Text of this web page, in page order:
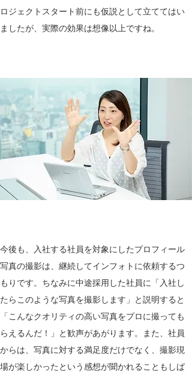
ロジェクトスタート前にも仮説として立ててはい
ましたが、実際の効果は想像以上ですね。
今後も、入社する社員を対象にしたプロフィール
写真の撮影は、継続してインフォトに依頼するつ
もりです。ちなみに中途採用した社員に「入社し
たらこのような写真を撮影します」と説明すると
「こんなクオリティの高い写真をプロに撮っても
らえるんだ！」と歓声があがります。また、社員
からは、写真に対する満足度だけでなく、撮影現
場が楽しかったという感想が聞かれることもしば